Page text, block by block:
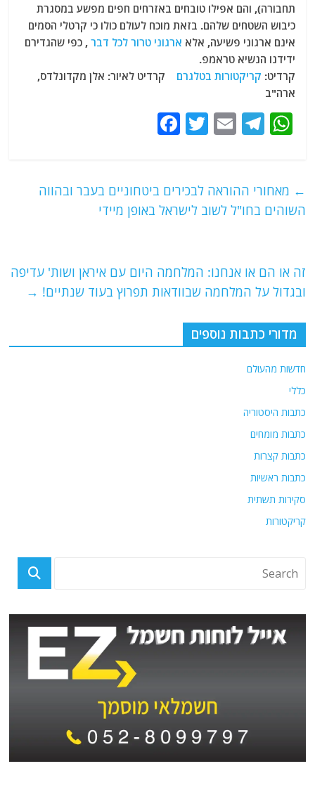
תחבורה), והם אפילו טובחים באזרחים חפים מפשע במסגרת
כיבוש השטחים שלהם. בזאת מוכח לעולם כולו כי קרטלי הסמים
אינם ארגוני פשיעה, אלא ארגוני טרור לכל דבר , כפי שהגדירם
ידידנו הנשיא טראמפ.
קרדיט: קריקטורות בטלגרם קרדיט לאיור: אלן מקדונלדס,
ארה"ב
W
s
A
T
g
ra
E
l
T
er
e
b
k
← מאחורי ההוראה לבכירים ביטחוניים בעבר ובהווה
השוהים בחו"ל לשוב לישראל באופן מיידי
זה או הם או אנחנו: המלחמה היום עם איראן ושות' עדיפה
ובגדול על המלחמה שבוודאות תפרוץ בעוד שנתיים! →
מדורי כתבות נוספים
חדשות מהעולם
כללי
כתבות היסטוריה
כתבות מומחים
כתבות קצרות
כתבות ראשיות
סקירות תשתית
קריקטורות